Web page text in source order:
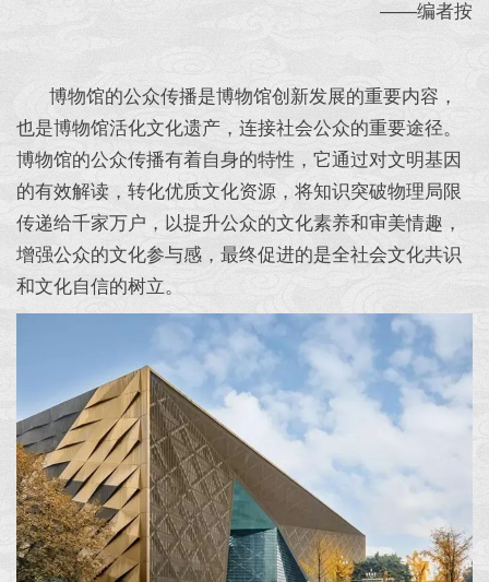
——编者按
博物馆的公众传播是博物馆创新发展的重要内容，
也是博物馆活化文化遗产，连接社会公众的重要途径。
博物馆的公众传播有着自身的特性，它通过对文明基因
的有效解读，转化优质文化资源，将知识突破物理局限
传递给千家万户，以提升公众的文化素养和审美情趣，
增强公众的文化参与感，最终促进的是全社会文化共识
和文化自信的树立。